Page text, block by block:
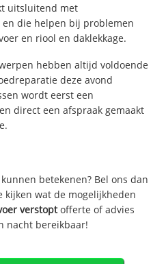
uitsluitend met
die helpen bij problemen
en riool en daklekkage.
hebben altijd voldoende
deze avond
wordt eerst een
direct een afspraak gemaakt
betekenen? Bel ons dan
kijken wat de mogelijkheden
verstoptofferte of advies
nacht bereikbaar!